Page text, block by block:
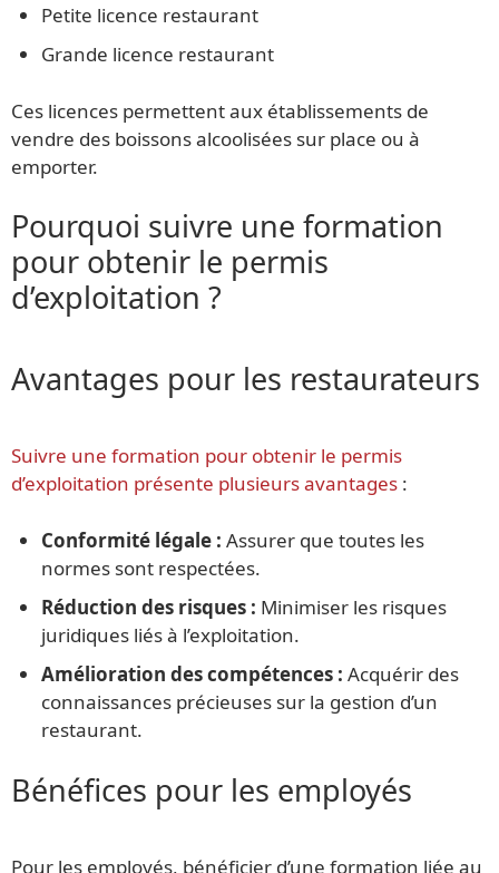
Petite licence restaurant
Grande licence restaurant
Ces licences permettent aux établissements de
vendre des boissons alcoolisées sur place ou à
emporter.
Pourquoi suivre une formation
pour obtenir le permis
d’exploitation ?
Avantages pour les restaurateurs
Suivre une formation pour obtenir le permis
d’exploitation présente plusieurs avantages :
Conformité légale : Assurer que toutes les
normes sont respectées.
Réduction des risques : Minimiser les risques
juridiques liés à l’exploitation.
Amélioration des compétences : Acquérir des
connaissances précieuses sur la gestion d’un
restaurant.
Bénéfices pour les employés
Pour les employés, bénéficier d’une formation liée au